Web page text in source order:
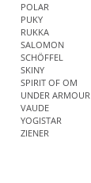
POLAR
PUKY
RUKKA
SALOMON
SCHÖFFEL
SKINY
SPIRIT OF OM
UNDER ARMOUR
VAUDE
YOGISTAR
ZIENER